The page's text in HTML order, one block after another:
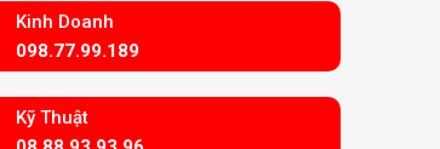
Kinh Doanh
098.77.99.189
Kỹ Thuật